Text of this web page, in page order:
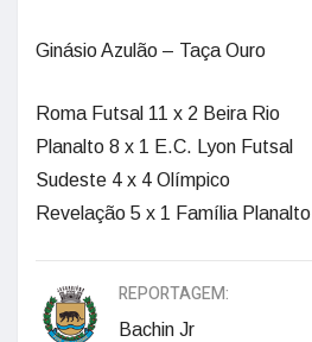
Ginásio Azulão – Taça Ouro
Roma Futsal 11 x 2 Beira Rio
Planalto 8 x 1 E.C. Lyon Futsal
Sudeste 4 x 4 Olímpico
Revelação 5 x 1 Família Planalto
REPORTAGEM:
Bachin Jr